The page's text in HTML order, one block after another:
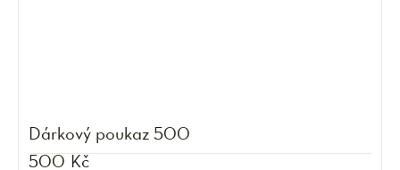
Dárkový poukaz 500
500 Kč